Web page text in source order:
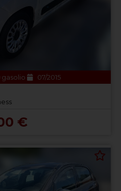
gasolio 07/2015
€